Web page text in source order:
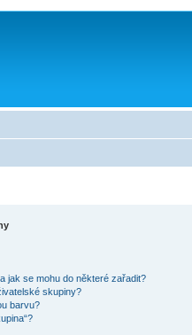
jak se mohu do některé zařadit?
skupiny?
barvu?